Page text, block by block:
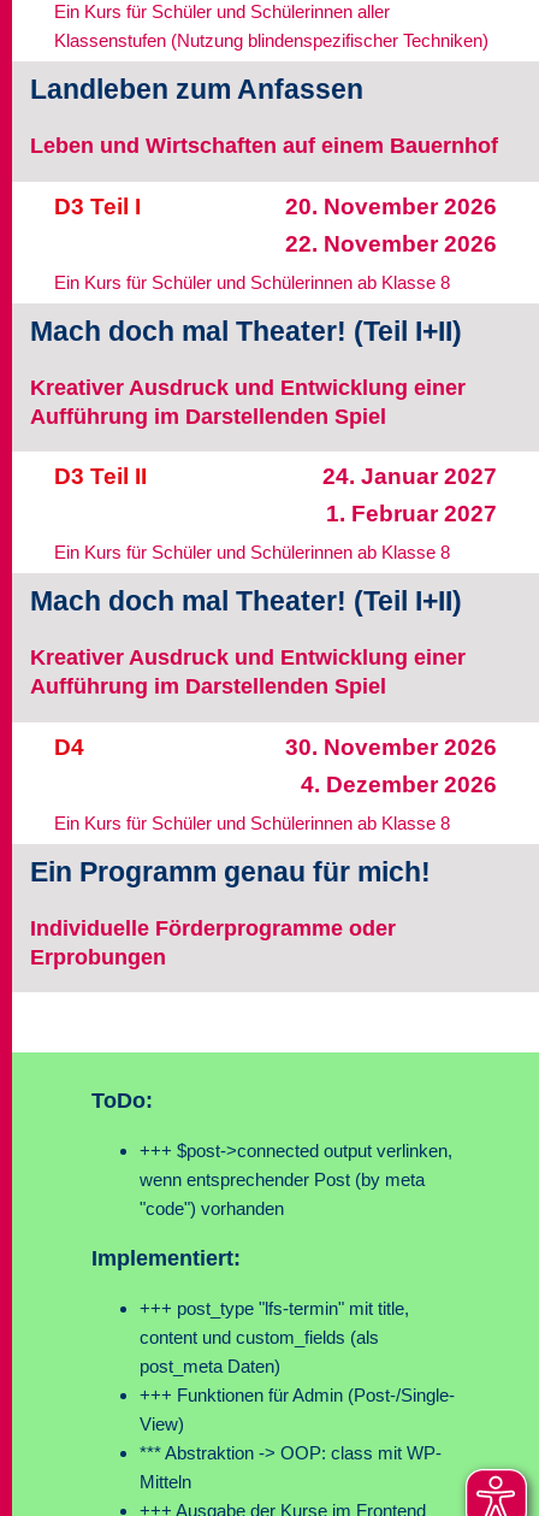
Ein Kurs für Schüler und Schülerinnen aller
Klassenstufen (Nutzung blindenspezifischer Techniken)
Landleben zum Anfassen
Leben und Wirtschaften auf einem Bauernhof
20. November 2026
22. November 2026
D3 Teil I
Ein Kurs für Schüler und Schülerinnen ab Klasse 8
Mach doch mal Theater! (Teil I+II)
Kreativer Ausdruck und Entwicklung einer
Aufführung im Darstellenden Spiel
24. Januar 2027
1. Februar 2027
D3 Teil II
Ein Kurs für Schüler und Schülerinnen ab Klasse 8
Mach doch mal Theater! (Teil I+II)
Kreativer Ausdruck und Entwicklung einer
Aufführung im Darstellenden Spiel
30. November 2026
4. Dezember 2026
D4
Ein Kurs für Schüler und Schülerinnen ab Klasse 8
Ein Programm genau für mich!
Individuelle Förderprogramme oder
Erprobungen
ToDo:
+++ $post->connected output verlinken,
wenn entsprechender Post (by meta
"code") vorhanden
Implementiert:
+++ post_type "lfs-termin" mit title,
content und custom_fields (als
post_meta Daten)
+++ Funktionen für Admin (Post-/Single-
View)
*** Abstraktion -> OOP: class mit WP-
Mitteln
+++ Ausgabe der Kurse im Frontend